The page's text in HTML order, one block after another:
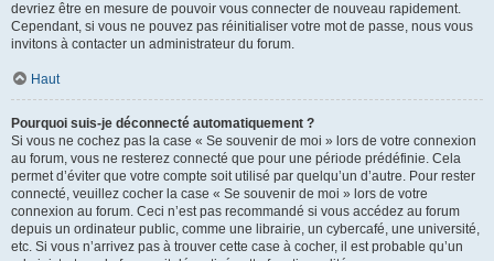
devriez être en mesure de pouvoir vous connecter de nouveau rapidement.
Cependant, si vous ne pouvez pas réinitialiser votre mot de passe, nous vous
invitons à contacter un administrateur du forum.
Haut
Pourquoi suis-je déconnecté automatiquement ?
Si vous ne cochez pas la case « Se souvenir de moi » lors de votre connexion
au forum, vous ne resterez connecté que pour une période prédéfinie. Cela
permet d’éviter que votre compte soit utilisé par quelqu’un d’autre. Pour rester
connecté, veuillez cocher la case « Se souvenir de moi » lors de votre
connexion au forum. Ceci n’est pas recommandé si vous accédez au forum
depuis un ordinateur public, comme une librairie, un cybercafé, une université,
etc. Si vous n’arrivez pas à trouver cette case à cocher, il est probable qu’un